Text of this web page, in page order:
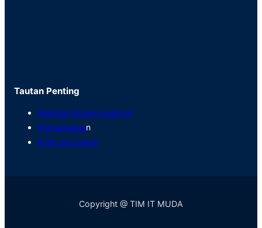
Tautan Penting
Website Muhammadiyah
Perpustakaan
Kritik dan Saran
Copyright @ TIM IT MUDA